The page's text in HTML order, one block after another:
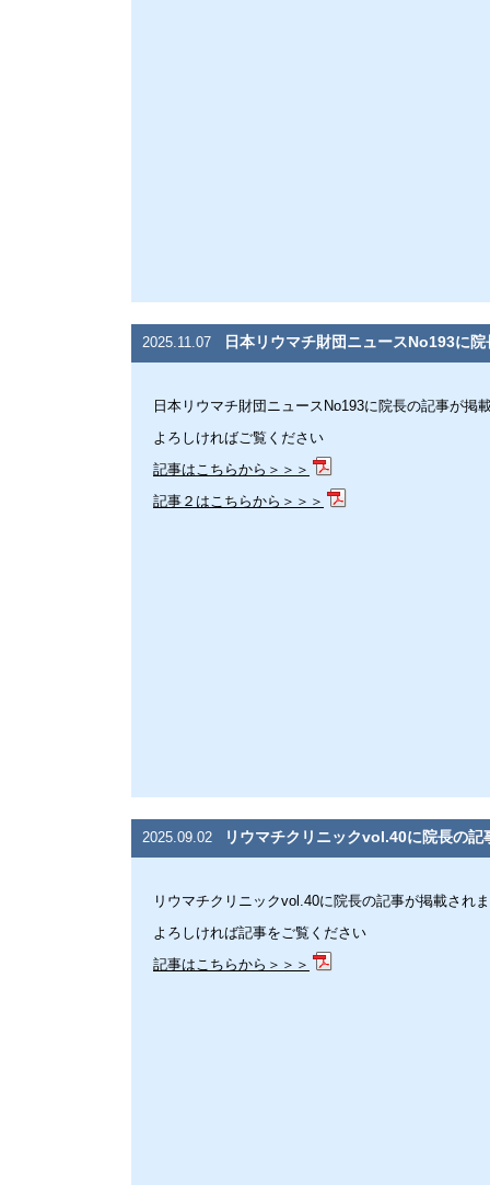
2025.11.07 日本リウマチ財団ニュースNo193に
日本リウマチ財団ニュースNo193に院長の記事が掲
よろしければご覧ください
記事はこちらから＞＞＞
記事２はこちらから＞＞＞
2025.09.02 リウマチクリニックvol.40に院長の記
リウマチクリニックvol.40に院長の記事が掲載され
よろしければ記事をご覧ください
記事はこちらから＞＞＞